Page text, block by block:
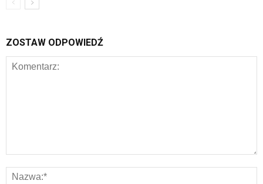
ZOSTAW ODPOWIEDŹ